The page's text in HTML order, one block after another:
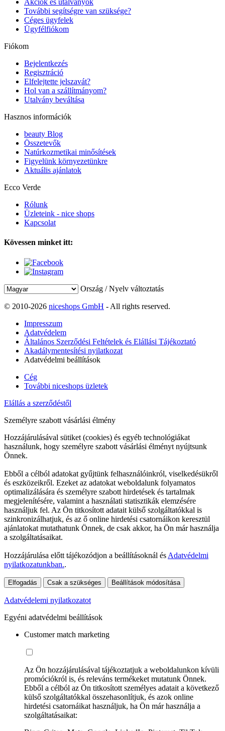
Akciók és utalványok
További segítségre van szüksége?
Céges ügyfelek
Ügyfélfiókom
Fiókom
Bejelentkezés
Regisztráció
Elfelejtette jelszavát?
Hol van a szállítmányom?
Utalvány beváltása
Hasznos információk
beauty Blog
Összetevők
Natúrkozmetikai minősítések
Figyelünk környezetünkre
Aktuális ajánlatok
Ecco Verde
Rólunk
Üzleteink - nice shops
Kapcsolat
Kövessen minket itt:
Ország / Nyelv változtatás
© 2010-2026 niceshops GmbH - All rights reserved.
Impresszum
Adatvédelem
Általános Szerződési Feltételek és Elállási Tájékoztató
Akadálymentesítési nyilatkozat
Adatvédelmi beállítások
Cég
További niceshops üzletek
Elállás a szerződéstől
Személyre szabott vásárlási élmény
Hozzájárulásával sütiket (cookies) és egyéb technológiákat
használunk, hogy személyre szabott vásárlási élményt nyújtsunk
Önnek.
Ebből a célból adatokat gyűjtünk felhasználóinkról, viselkedésükről
és eszközeikről. Ezeket az adatokat weboldalunk folyamatos
optimalizálására és személyre szabott hirdetések és tartalmak
megjelenítésére, valamint a használati statisztikák elemzésére
használjuk fel. Az Ön titkosított adatait külső szolgáltatókkal is
szinkronizálhatjuk, és az ő online hirdetési csatornáikon keresztül
ajánlatokat mutathatunk Önnek, de csak akkor, ha Ön már használja
a szolgáltatásaikat.
Hozzájárulása előtt tájékozódjon a beállításoknál és Adatvédelmi
nyilatkozatunkban..
Elfogadás Csak a szükséges Beállítások módosítása
Adatvédelemi nyilatkozatot
Egyéni adatvédelmi beállítások
Customer match marketing
Az Ön hozzájárulásával tájékoztatjuk a weboldalunkon kívüli
promóciókról is, és releváns termékeket mutatunk Önnek.
Ebből a célból az Ön titkosított személyes adatait a következő
külső szolgáltatókkal összehasonlítjuk, és azok online
hirdetési csatornáikat használjuk, ha Ön már használja a
szolgáltatásaikat: